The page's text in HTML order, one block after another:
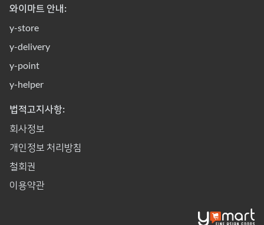
와이마트 안내:
y-store
y-delivery
y-point
y-helper
법적고지사항:
회사정보
개인정보 처리방침
철회권
이용약관